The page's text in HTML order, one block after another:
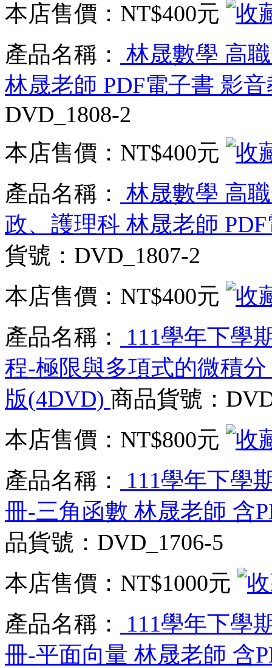
本店售價： NT$400元
產品名稱：
林晟數學 高
林晟老師 PDF電子書 影
DVD_1808-2
本店售價： NT$400元
產品名稱：
林晟數學 高
政、護理科 林晟老師
貨號：DVD_1807-2
本店售價： NT$400元
產品名稱：
111學年下學
程-極限與多項式的微積
版(4DVD) 商品貨號：
本店售價： NT$800元
產品名稱：
111學年下學
冊-三角函數 林晟老師 含
品貨號：DVD_1706-5
本店售價： NT$1000元
產品名稱：
111學年下學
冊-平面向量 林晟老師 含